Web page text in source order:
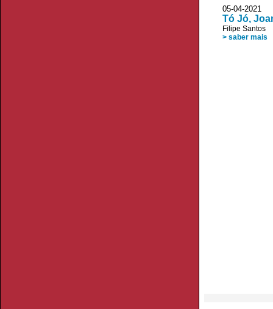
05-04-2021
Tó Jó,
Filipe Santos
> saber mais